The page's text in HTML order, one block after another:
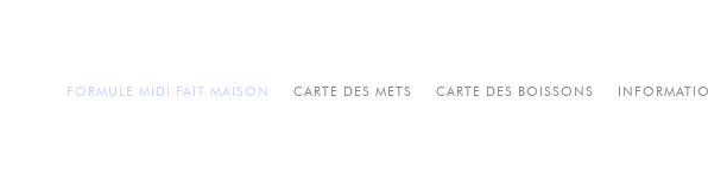
FORMULE MIDI FAIT MAISON CARTE DES METS CARTE DES BOISSONS